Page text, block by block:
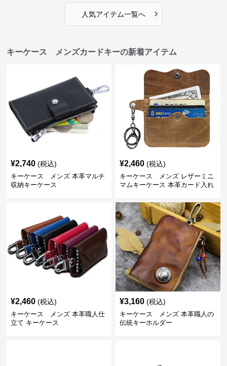
人気アイテム一覧へ ›
キーケース メンズカードキーの新着アイテム
¥2,740 (税込)
キーケース メンズ 本革マルチ
収納キーケース
¥2,460 (税込)
キーケース メンズ レザーミニ
マムキーケース 本革カード入れ
¥2,460 (税込)
キーケース メンズ 本革職人仕
立て キーケース
¥3,160 (税込)
キーケース メンズ 本革職人の
伝統キーホルダー